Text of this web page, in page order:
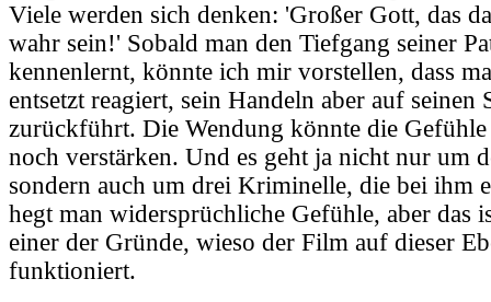
Viele werden sich denken: 'Großer Gott, das
wahr sein!' Sobald man den Tiefgang seiner
kennenlernt, könnte ich mir vorstellen, dass
entsetzt reagiert, sein Handeln aber auf seinen
zurückführt. Die Wendung könnte die
noch verstärken. Und es geht ja nicht nur um
sondern auch um drei Kriminelle, die bei ihm
hegt man widersprüchliche Gefühle, aber das
einer der Gründe, wieso der Film auf dieser
funktioniert.